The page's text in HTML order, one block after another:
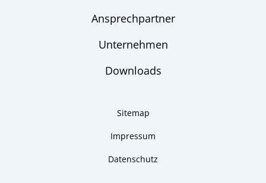
Ansprechpartner
Unternehmen
Downloads
Sitemap
Impressum
Datenschutz